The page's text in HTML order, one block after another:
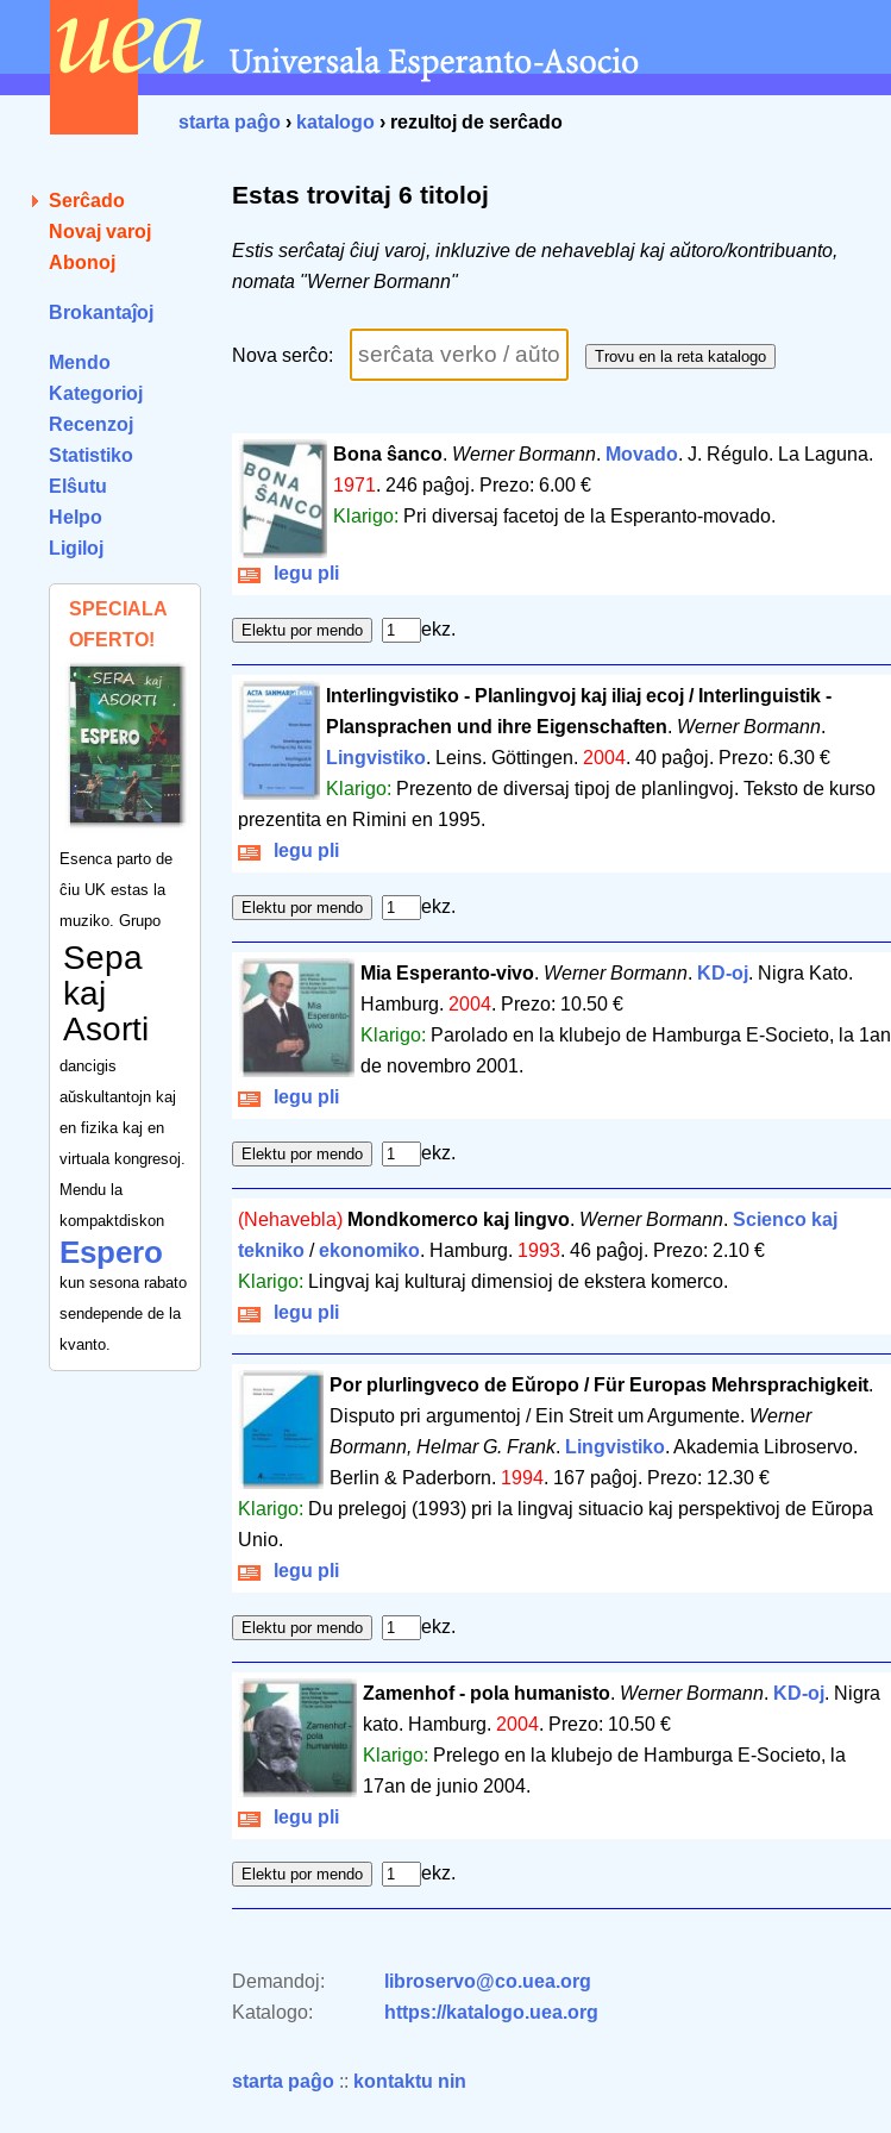
starta paĝo › katalogo › rezultoj de serĉado
Serĉado
Novaj varoj
Abonoj
Brokantaĵoj
Mendo
Kategorioj
Recenzoj
Statistiko
Elŝutu
Helpo
Ligiloj
SPECIALA
OFERTO!
Esenca parto de
ĉiu UK estas la
muziko. Grupo
Sepa
kaj
Asorti
dancigis
aŭskultantojn kaj
en fizika kaj en
virtuala kongresoj.
Mendu la
kompaktdiskon
Espero
kun sesona rabato
sendepende de la
kvanto.
Estas trovitaj 6 titoloj
Estis serĉataj ĉiuj varoj, inkluzive de nehaveblaj kaj aŭtoro/kontribuanto,
nomata "Werner Bormann"
Nova serĉo:
Bona ŝanco. Werner Bormann. Movado. J. Régulo. La Laguna.
1971. 246 paĝoj. Prezo: 6.00 €
Klarigo: Pri diversaj facetoj de la Esperanto-movado.
legu pli
ekz.
Interlingvistiko - Planlingvoj kaj iliaj ecoj / Interlinguistik -
Plansprachen und ihre Eigenschaften. Werner Bormann.
Lingvistiko. Leins. Göttingen. 2004.40 paĝoj. Prezo: 6.30 €
Klarigo: Prezento de diversaj tipoj de planlingvoj. Teksto de kurso
prezentita en Rimini en 1995.
legu pli
ekz.
Mia Esperanto-vivo. Werner Bormann. KD-oj. Nigra Kato.
Hamburg. 2004. Prezo: 10.50 €
Klarigo: Parolado en la klubejo de Hamburga E-Societo, la 1an
de novembro 2001.
legu pli
ekz.
(Nehavebla) Mondkomerco kaj lingvo. Werner Bormann. Scienco kaj
tekniko /ekonomiko. Hamburg. 1993. 46 paĝoj. Prezo: 2.10 €
Klarigo: Lingvaj kaj kulturaj dimensioj de ekstera komerco.
legu pli
Por plurlingveco de Eŭropo / Für Europas Mehrsprachigkeit.
Disputo pri argumentoj / Ein Streit um Argumente. Werner
Bormann, Helmar G. Frank. Lingvistiko. Akademia Libroservo.
Berlin & Paderborn. 1994. 167 paĝoj. Prezo: 12.30 €
Klarigo: Du prelegoj (1993) pri la lingvaj situacio kaj perspektivoj de Eŭropa
Unio.
legu pli
ekz.
Zamenhof - pola humanisto. Werner Bormann. KD-oj. Nigra
kato. Hamburg. 2004. Prezo: 10.50 €
Klarigo: Prelego en la klubejo de Hamburga E-Societo, la
17an de junio 2004.
legu pli
ekz.
Demandoj:
libroservo@co.uea.org
Katalogo:
https://katalogo.uea.org
starta paĝo :: kontaktu nin